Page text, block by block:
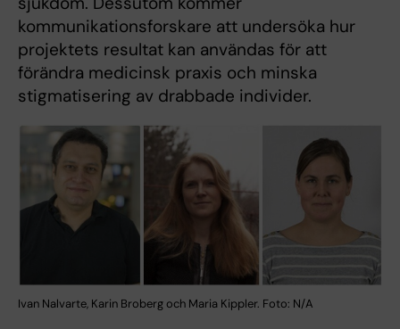
kommunikationsforskare att undersöka hur
projektets resultat kan användas för att
förändra medicinsk praxis och minska
stigmatisering av drabbade individer.
Ivan Nalvarte, Karin Broberg och Maria Kippler. Foto: N/A